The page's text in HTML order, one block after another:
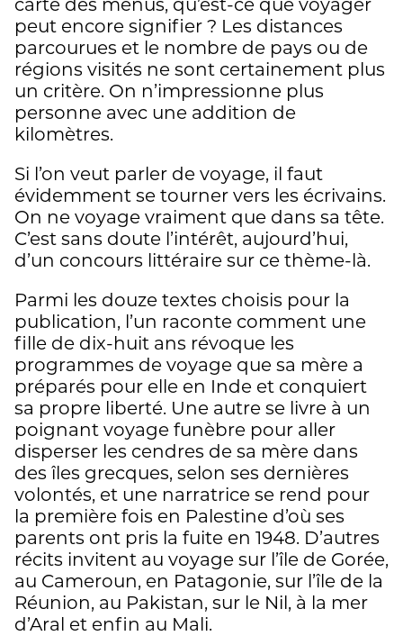
peut encore signifier ? Les distances
parcourues et le nombre de pays ou de
régions visités ne sont certainement plus
un critère. On n’impressionne plus
personne avec une addition de
kilomètres.
Si l’on veut parler de voyage, il faut
évidemment se tourner vers les écrivains.
On ne voyage vraiment que dans sa tête.
C’est sans doute l’intérêt, aujourd’hui,
d’un concours littéraire sur ce thème-là.
Parmi les douze textes choisis pour la
publication, l’un raconte comment une
fille de dix-huit ans révoque les
programmes de voyage que sa mère a
préparés pour elle en Inde et conquiert
sa propre liberté. Une autre se livre à un
poignant voyage funèbre pour aller
disperser les cendres de sa mère dans
des îles grecques, selon ses dernières
volontés, et une narratrice se rend pour
la première fois en Palestine d’où ses
parents ont pris la fuite en 1948. D’autres
récits invitent au voyage sur l’île de Gorée,
au Cameroun, en Patagonie, sur l’île de la
Réunion, au Pakistan, sur le Nil, à la mer
d’Aral et enfin au Mali.